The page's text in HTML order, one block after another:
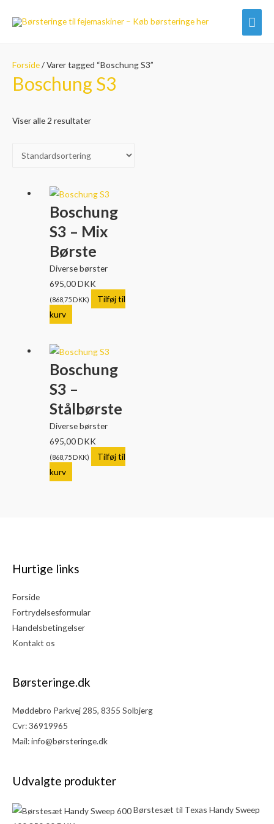
Forside/ Varer tagged “Boschung S3”
Boschung S3
Viser alle 2 resultater
Boschung
S3 – Mix
Børste
Diverse børster
695,00DKK
(868,75 DKK)
Tilføj til
kurv
Boschung
S3 –
Stålbørste
Diverse børster
695,00DKK
(868,75 DKK)
Tilføj til
kurv
Hurtige links
Forside
Fortrydelsesformular
Handelsbetingelser
Kontakt os
Børsteringe.dk
Møddebro Parkvej 285, 8355 Solbjerg
Cvr: 36919965
Mail:info@børsteringe.dk
Udvalgte produkter
Børstesæt til Texas Handy Sweep